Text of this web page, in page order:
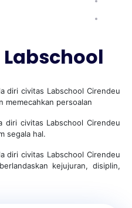
diri civitas Labschool Cirendeu
memecahkan persoalan
diri civitas Labschool Cirendeu
segala hal.
diri civitas Labschool Cirendeu
kejujuran, disiplin,